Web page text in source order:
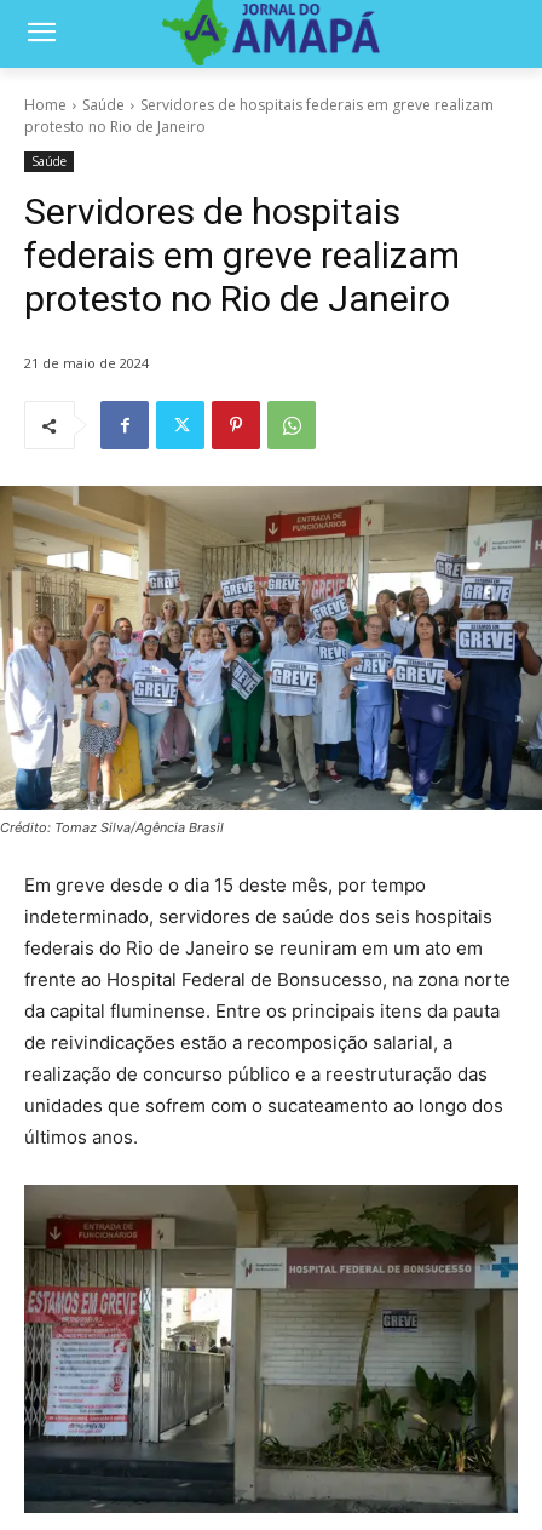
Home Saúde
Servidores de hospitais federais em greve realizam
protesto no Rio de Janeiro
Saúde
Servidores de hospitais
federais em greve realizam
protesto no Rio de Janeiro
21 de maio de 2024
Crédito: Tomaz Silva/Agência Brasil
Em greve desde o dia 15 deste mês, por tempo
indeterminado, servidores de saúde dos seis hospitais
federais do Rio de Janeiro se reuniram em um ato em
frente ao Hospital Federal de Bonsucesso, na zona norte
da capital fluminense. Entre os principais itens da pauta
de reivindicações estão a recomposição salarial, a
realização de concurso público e a reestruturação das
unidades que sofrem com o sucateamento ao longo dos
últimos anos.